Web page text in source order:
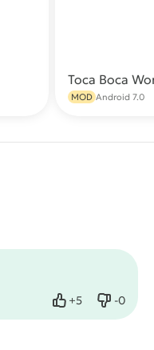
Toca Boca
MOD Android 7.0
+5
Нравится -0
Не